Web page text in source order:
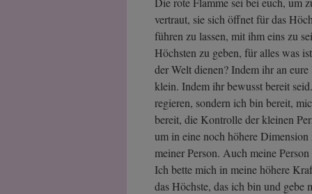
vertraut, sie sich öffnet für das
führen zu lassen, mit ihm eins zu
Höchsten zu geben, für alles was
der Welt dienen? Indem ihr an
klein. Indem ihr bewusst bereit
regieren, sondern ich bin bereit,
bereit, die Kontrolle der kleinen
um in eine noch höhere
meiner Person. Auch meine
Ich bette mich in meine höhere
das Höchste, das ich bin und